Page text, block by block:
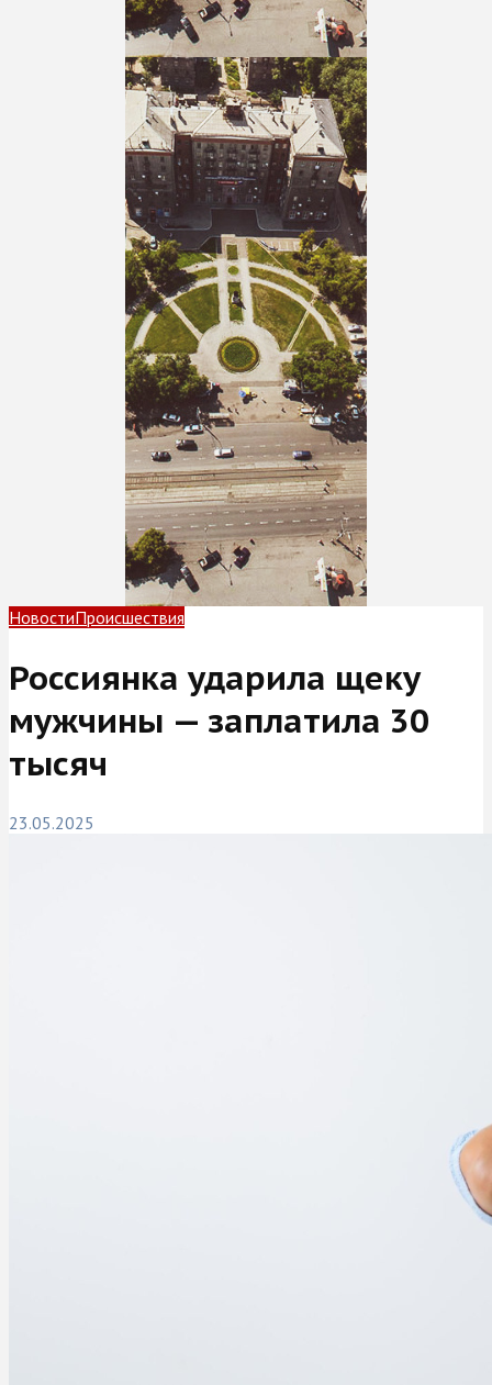
НовостиПроисшествия
Россиянка ударила щеку
мужчины — заплатила 30
тысяч
23.05.2025